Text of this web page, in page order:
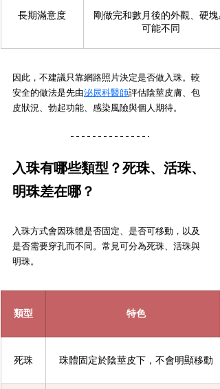
長期滿意度
剛做完和數月後的外觀、硬塊
可能不同
因此，不建議只靠網路照片決定是否做入珠。較
安全的做法是先由泌尿科醫師評估陰莖皮膚、包
皮狀況、勃起功能、感染風險與個人期待。
入珠有哪些類型？死珠、活珠、
明珠差在哪？
入珠方式會因珠體是否固定、是否可移動，以及
是否需要穿孔而不同。常見可分為死珠、活珠與
明珠。
類型 特色
死珠 珠體固定於陰莖皮下，不會明顯移動